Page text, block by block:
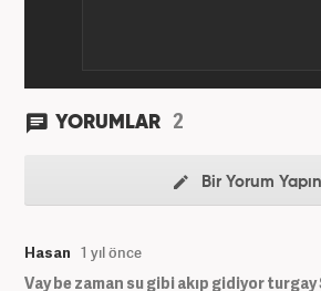
YORUMLAR 2
Bir Yorum Yapın
Hasan 1 yıl önce
Vay be zaman su gibi akıp gidiyor